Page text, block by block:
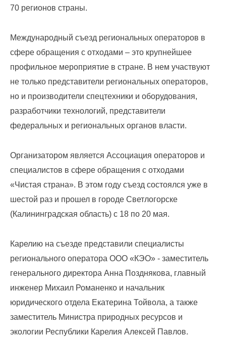
с
юридических
лиц
(договоры,
допсоглашения):
8
(8142)
79-
info@rotko10.ru
;
Для
юридических
лиц
по
документам
(неполучение,
смена
почтового
адреса,
запрос
дубликатов
ПД
и
70 регионов страны.
Международный съезд региональных операторов в
сфере обращения с отходами – это крупнейшее
профильное мероприятие в стране. В нем участвуют
не только представители региональных операторов,
но и производители спецтехники и оборудования,
разработчики технологий, представители
федеральных и региональных органов власти.
Организатором является Ассоциация операторов и
специалистов в сфере обращения с отходами
«Чистая страна». В этом году съезд состоялся уже в
шестой раз и прошел в городе Светлогорске
(Калининградская область) с 18 по 20 мая.
Карелию на съезде представили специалисты
регионального оператора ООО «КЭО» - заместитель
генерального директора Анна Позднякова, главный
инженер Михаил Романенко и начальник
юридического отдела Екатерина Тойвола, а также
заместитель Министра природных ресурсов и
экологии Республики Карелия Алексей Павлов.